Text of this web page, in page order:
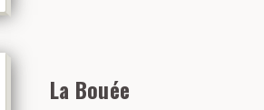
La Bouée